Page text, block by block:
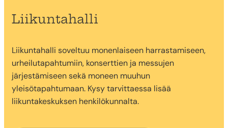
Liikuntahalli
Liikuntahalli soveltuu monenlaiseen harrastamiseen,
urheilutapahtumiin, konserttien ja messujen
järjestämiseen sekä moneen muuhun
yleisötapahtumaan. Kysy tarvittaessa lisää
liikuntakeskuksen henkilökunnalta.